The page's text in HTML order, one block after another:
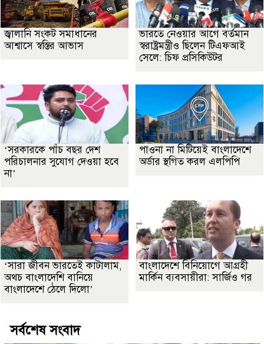
জ্বালানি সংকট সমাধানের
আশ্বাসে স্বস্তির আভাস
ভারতে নেওয়ার আগে বর্তমান
স্বরাষ্ট্রমন্ত্রীও ছিলেন টিএফআই
সেলে: চিফ প্রসিকিউটর
‘সরকারকে পাঁচ বছর দেশ
পরিচালনার সুযোগ দেওয়া হবে
না’
পাওনা না মিটিয়েই বাংলাদেশে
অর্ডার স্থগিত করল এলপিপি
‘সারা জীবন ভারতেই কাটালাম,
অথচ বাংলাদেশি বানিয়ে
বাংলাদেশে ঠেলে দিলো’
বাংলাদেশে বিনিয়োগে আগ্রহী
মার্কিন ব্যবসায়ীরা: সার্জিও গর
সর্বশেষ সংবাদ